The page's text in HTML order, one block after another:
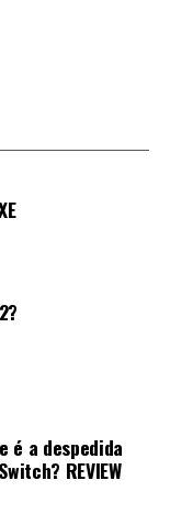
passo para a
no
no
é a despedida
REVIEW